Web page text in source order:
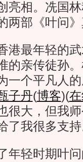
亮相。冼国
两部《叶问
最年轻的武
的亲传徒孙
一个平凡人
子丹(博客)(
很大，但我
了我很多支持
轻时期叶问